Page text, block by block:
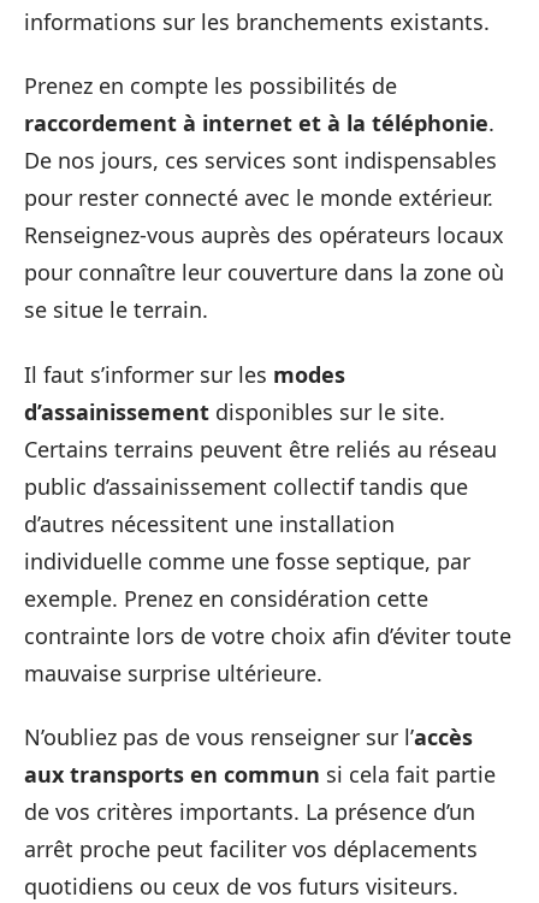
informations sur les branchements existants.
Prenez en compte les possibilités de
raccordement à internet et à la téléphonie.
De nos jours, ces services sont indispensables
pour rester connecté avec le monde extérieur.
Renseignez-vous auprès des opérateurs locaux
pour connaître leur couverture dans la zone où
se situe le terrain.
Il faut s’informer sur les modes
d’assainissement disponibles sur le site.
Certains terrains peuvent être reliés au réseau
public d’assainissement collectif tandis que
d’autres nécessitent une installation
individuelle comme une fosse septique, par
exemple. Prenez en considération cette
contrainte lors de votre choix afin d’éviter toute
mauvaise surprise ultérieure.
N’oubliez pas de vous renseigner sur l’accès
aux transports en commun si cela fait partie
de vos critères importants. La présence d’un
arrêt proche peut faciliter vos déplacements
quotidiens ou ceux de vos futurs visiteurs.